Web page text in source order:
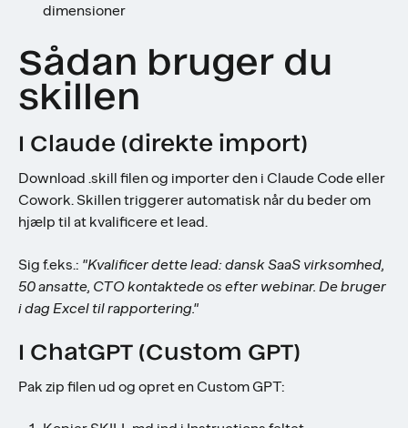
dimensioner
Sådan bruger du
skillen
I Claude (direkte import)
Download .skill filen og importer den i Claude Code eller
Cowork. Skillen triggerer automatisk når du beder om
hjælp til at kvalificere et lead.
Sig f.eks.: "Kvalificer dette lead: dansk SaaS virksomhed,
50 ansatte, CTO kontaktede os efter webinar. De bruger
i dag Excel til rapportering."
I ChatGPT (Custom GPT)
Pak zip filen ud og opret en Custom GPT: